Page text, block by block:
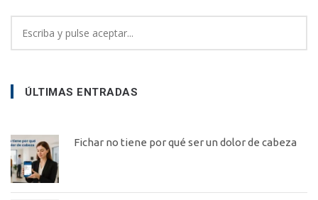
ÚLTIMAS ENTRADAS
Fichar no tiene por qué ser un dolor de cabeza